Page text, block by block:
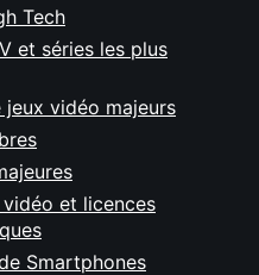
Tech
et séries les plus
vidéo majeurs
et licences
Smartphones